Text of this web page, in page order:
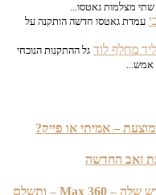
גאטסו...
גאטסו חדשה הותקנה על
גל ההתקנות הנוכחי
– אמיתי או פייק?
אסקורט שיחררה את גלאי המכמונות החדש שלה – Max 360 – ותשלם